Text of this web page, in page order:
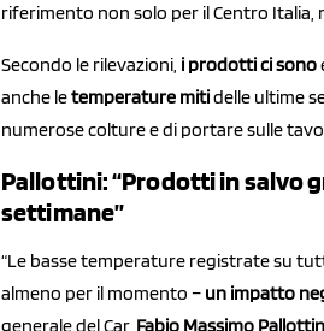
riferimento non solo per il Centro Italia,
Secondo le rilevazioni, i prodotti ci sono
anche letemperature mitidelle ultime
numerose colture e di portare sulle
Pallottini: “Prodotti in salvo
settimane”
“Le basse temperature registrate su
almeno per il momento – un impatto
generale del Car, Fabio Massimo